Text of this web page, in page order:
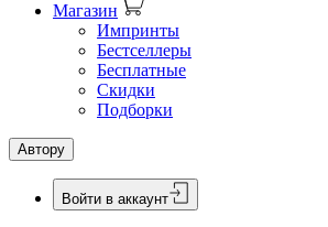
Магазин
Импринты
Бестселлеры
Бесплатные
Скидки
Подборки
Автору
Войти в аккаунт